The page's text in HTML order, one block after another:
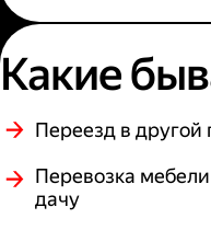
Какие
Переезд в другой
Перевозка
дачу